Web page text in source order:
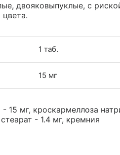
двояковыпуклые, с
1 таб.
15 мг
15 мг, кроскармеллоза
- 1.4 мг, кремния